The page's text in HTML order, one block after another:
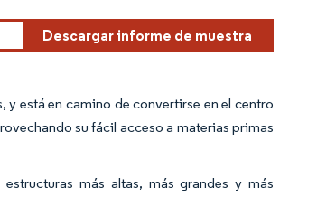
Descargar informe de muestra
está en camino de convertirse en el centro
su fácil acceso a materias primas
más altas, más grandes y más